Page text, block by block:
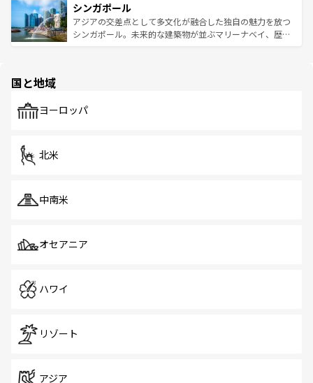
参照してほしい。
激する。気候は一年中温暖で、どの季節にも異なる楽しみ
が待っている。親しみやすいタイの人々、仏教を中心とし
た文化、そして多様な観光資源が、訪れる旅人を魅了し続
み、どこを訪れても感動するはず。観光スポットが密集し
ており、効率よく見どころを回れるのも魅力。息をのむよ
うな絶景から文化的な体験まで、香港を存分に楽しみ尽く
シンガポール
アジアの交差点として多文化が融合した独自の魅力を放つ
シンガポール。未来的な建築物が並ぶマリーナベイ、歴史
で、ホーカーズは地元の風情を楽しめる外せないスポット
国と地域
ヨーロッパ
北米
中南米
オセアニア
ハワイ
リゾート
アジア